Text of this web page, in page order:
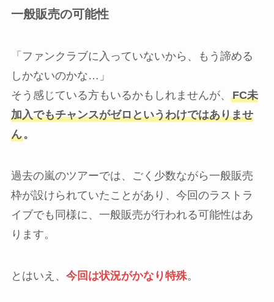
一般販売の可能性
「ファンクラブに入っていないから、もう諦める
しかないのかな…」
そう感じている方もいるかもしれませんが、 FC未
加入でもチャンスがゼロというわけではありませ
ん。
過去の嵐のツアーでは、ごく少数ながら一般販売
枠が設けられていたことがあり、今回のラストラ
イブでも同様に、一般販売が行われる可能性はあ
ります。
とはいえ、 今回は状況がかなり特殊。